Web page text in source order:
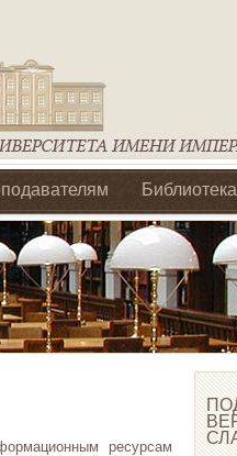
ресурсам